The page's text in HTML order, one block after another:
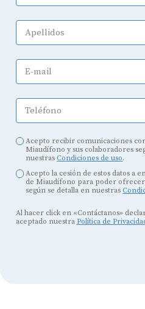
Apellidos
E-mail
Teléfono
Acepto recibir comunicaciones
Miaudífono y sus colaboradores
nuestras Condiciones de uso.
Acepto la cesión de estos datos a
de Miaudífono para poder ofrecer
según se detalla en nuestras
Al hacer click en «Contáctanos»
aceptado nuestra Política de